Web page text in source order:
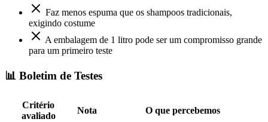
Faz menos espuma que os shampoos tradicionais,
exigindo costume
A embalagem de 1 litro pode ser um compromisso grande
para um primeiro teste
📊 Boletim de Testes
Critério
avaliado
Nota
O que percebemos